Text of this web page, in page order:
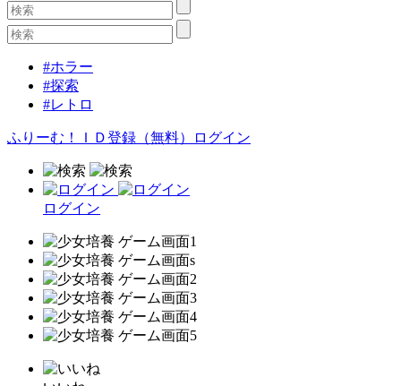
#ホラー
#探索
#レトロ
ふりーむ！ＩＤ登録（無料） ログイン
ログイン